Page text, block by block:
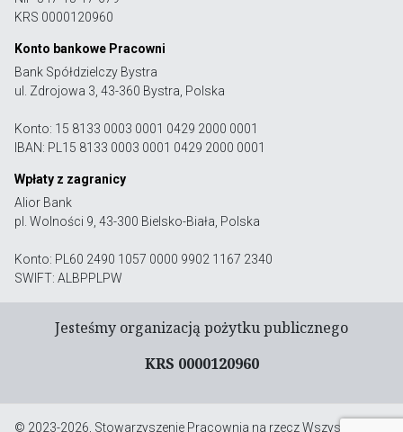
KRS 0000120960
Konto bankowe Pracowni
Bank Spółdzielczy Bystra
ul. Zdrojowa 3, 43-360 Bystra, Polska
Konto: 15 8133 0003 0001 0429 2000 0001
IBAN: PL15 8133 0003 0001 0429 2000 0001
Wpłaty z zagranicy
Alior Bank
pl. Wolności 9, 43-300 Bielsko-Biała, Polska
Konto: PL60 2490 1057 0000 9902 1167 2340
SWIFT: ALBPPLPW
Jesteśmy organizacją pożytku publicznego
KRS 0000120960
© 2023-2026, Stowarzyszenie Pracownia na rzecz Wszystkich